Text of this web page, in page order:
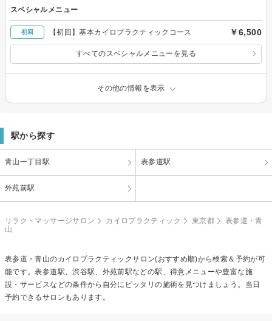
スペシャルメニュー
初回 【初回】基本カイロプラクティックコース ￥6,500
すべてのスペシャルメニューを見る
その他の情報を表示
駅から探す
青山一丁目駅 表参道駅
外苑前駅
リラク・マッサージサロン カイロプラクティック 東京都
表参道・青
山
表参道・青山のカイロプラクティックサロン(おすすめ順)から検索＆予約が可
能です。表参道駅、渋谷駅、外苑前駅などの駅、得意メニューや豊富な施
設・サービスなどの条件から自分にピッタリの施術を見つけましょう。当日
予約できるサロンもあります。